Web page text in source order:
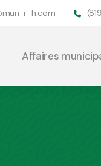
r-h.com
Affaires